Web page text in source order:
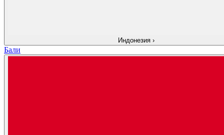
Индонезия ›
Бали